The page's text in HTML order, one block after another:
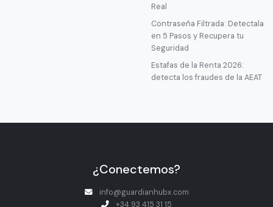
Real
Contraseña Filtrada: Detectala
en 5 Pasos y Recupera tu
Seguridad
Estafas de la Renta 2026:
detecta los fraudes de la AEAT
¿Conectemos?
info@guardianhubx.com
+34 93 415 31 15